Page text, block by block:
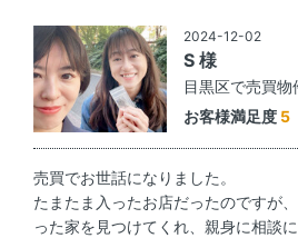
2024-12-02
S 様
目黒区で売買物
お客様満足度 5
売買でお世話になりました。
たまたま入ったお店だったのですが
った家を見つけてくれ、親身に相談